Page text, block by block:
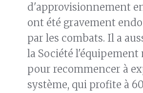
d'approvisionnement
ont été gravement
par les combats. Il a
la Société l'équipement
pour recommencer à
système, qui profite à